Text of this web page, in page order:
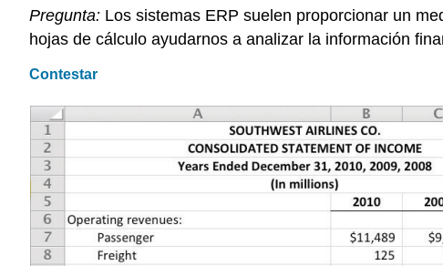
Pregunta: Los sistemas ERP suelen proporcionar un
hojas de cálculo ayudarnos a analizar la información
Contestar